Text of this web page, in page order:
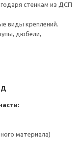
стенкам из ДСП
виды креплений.
дюбели,
материала)